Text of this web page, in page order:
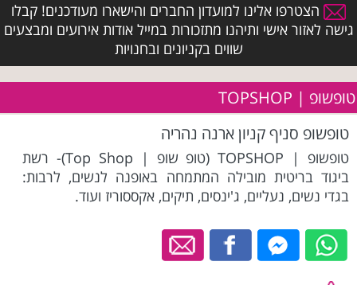
הצטרפו אלינו למועדון החברים והישארו מעודכנים! קבלו
גישה לאזור אישי ותיהנו מתזכורות במייל אודות אירועים ומבצעים
שווים בקניונים ובחנויות
טופשופ | TOPSHOP
טופשופ סניף קניון ארנה נהריה
טופשופ | TOPSHOP (טופ שופ | Top Shop)- רשת
ביגוד בריטית מובילה המתמחה באופנה לנשים, לרבות:
בגדי נשים, נעליים, ג'ינסים, תיקים, אקססוריז ועוד.